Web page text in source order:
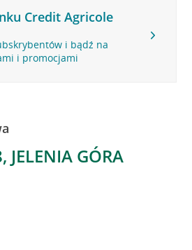
Credit Agricole
i bądź na
i promocjami
GÓRA